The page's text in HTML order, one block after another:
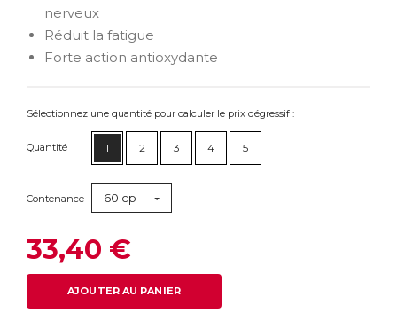
nerveux
Réduit la fatigue
Forte action antioxydante
Sélectionnez une quantité pour calculer le prix dégressif :
Quantité 1 2 3 4 5
Contenance 60 cp
33,40 €
AJOUTER AU PANIER